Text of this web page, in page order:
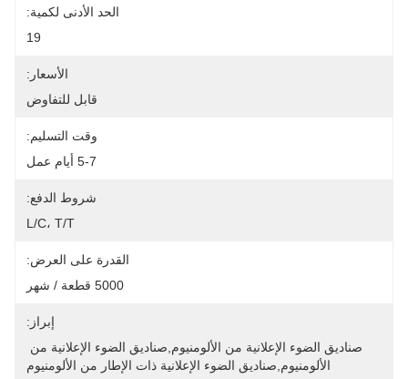
الحد الأدنى لكمية:
19
الأسعار:
قابل للتفاوض
وقت التسليم:
5-7 أيام عمل
شروط الدفع:
L/C، T/T
القدرة على العرض:
5000 قطعة / شهر
إبراز:
الألومنيوم,صناديق الضوء الإعلانية ذات الإطار من الألومنيوم